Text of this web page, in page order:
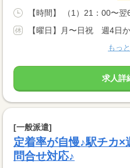
【時間】 （1）21：00〜翌
【曜日】月〜日祝 週4日
もっ
求人詳
[一般派遣]
定着率が自慢♪駅チカ
問合せ対応♪